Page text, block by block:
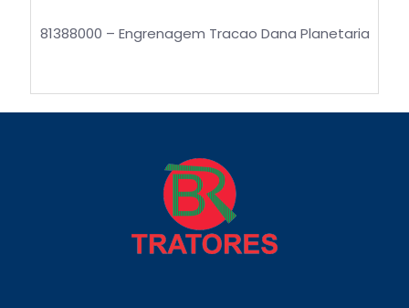
81388000 – Engrenagem Tracao Dana Planetaria